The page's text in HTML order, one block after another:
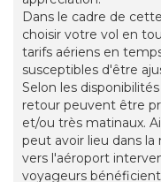
Dans le cadre de
choisir votre vol en
tarifs aériens en
susceptibles d'être
Selon les
retour peuvent être
et/ou très matinaux.
peut avoir lieu dans
vers l'aéroport
voyageurs